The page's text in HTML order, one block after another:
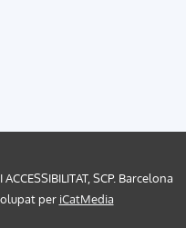
SCP. Barcelona
per iCatMedia